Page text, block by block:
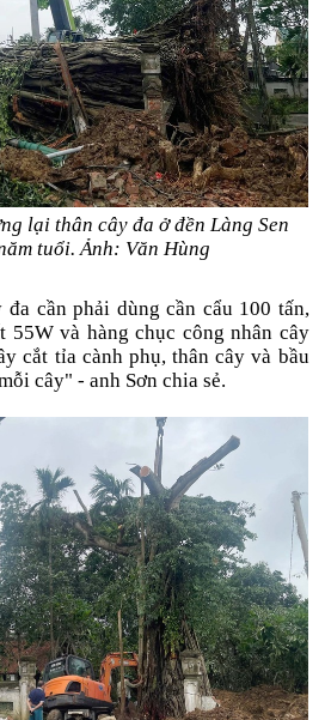
lại thân cây đa ở đền Làng Sen
tuổi. Ảnh: Văn Hùng
cần phải dùng cần cẩu 100 tấn,
55W và hàng chục công nhân cây
cắt tỉa cành phụ, thân cây và bầu
cây" - anh Sơn chia sẻ.